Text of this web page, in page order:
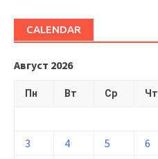
CALENDAR
Август 2026
Пн Вт Ср Чт
3
4 5 6